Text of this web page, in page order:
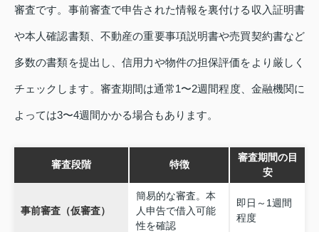
審査です。事前審査で申告された情報を裏付ける収入証明書
や本人確認書類、不動産の重要事項説明書や売買契約書など
多数の書類を提出し、信用力や物件の担保評価をより厳しく
チェックします。審査期間は通常1〜2週間程度、金融機関に
よっては3〜4週間かかる場合もあります。
審査段階 特徴
審査期間の目
安
事前審査（仮審査）
簡易的な審査。本
人申告で借入可能
性を確認
即日～1週間
程度